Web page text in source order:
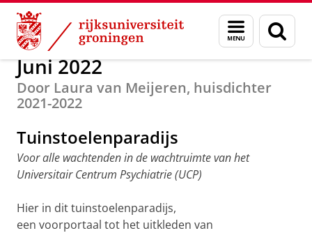
Skip
Content
Skip
Navigation
Menu
en
zoeken
Over ons Profiel Gedichten van de huisdichter
Juni 2022
Door Laura van Meijeren, huisdichter
2021-2022
Tuinstoelenparadijs
Voor alle wachtenden in de wachtruimte van het
Universitair Centrum Psychiatrie (UCP)
Hier in dit tuinstoelenparadijs,
een voorportaal tot het uitkleden van